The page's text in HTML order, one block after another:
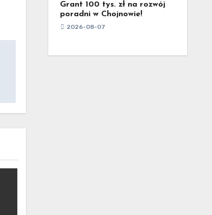
Grant 100 tys. zł na rozwój
poradni w Chojnowie!
2026-08-07